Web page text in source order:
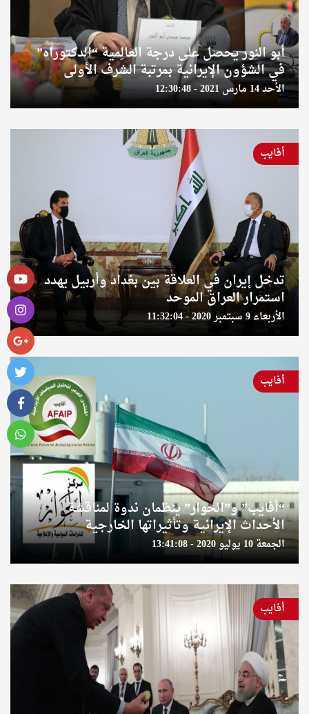
أبو النور يحصل على درجة العالِمية “الدكتوراه”
في الشؤون الإيرانية بمرتبة الشرف الأولى
الأحد 14 مارس 2021 - 12:30:48
تدخل إيران في العلاقة بين بغداد وأربيل يهدد
استمرار العراق الموحد
الأربعاء 9 سبتمبر 2020 - 11:32:04
أفايب
“أفايب” و”الحوار” ينظمان ندوة لمناقشة
الأحداث الإيرانية وتأثيراتها الخارجية
الجمعة 10 يوليو 2020 - 13:41:08
أفايب
أفايب